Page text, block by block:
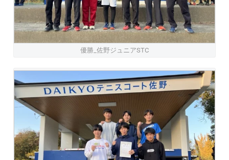
優勝_佐野ジュニアSTC